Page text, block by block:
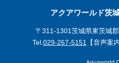
アクアワールド茨
〒311-1301茨城県東茨城
Tel.029-267-5151 【音声案